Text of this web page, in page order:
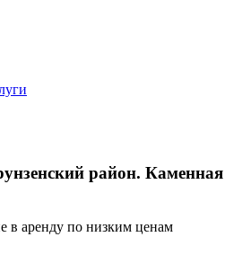
район. Каменная
в аренду по низким ценам